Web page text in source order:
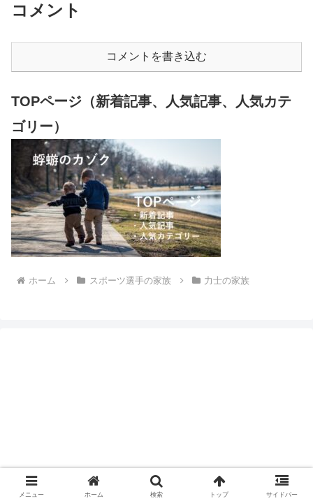
コメント
コメントを書き込む
TOPページ（新着記事、人気記事、人気カテ
ゴリー）
ホーム スポーツ選手の家族 力士の家族
メニュー ホーム 検索 トップ サイドバー